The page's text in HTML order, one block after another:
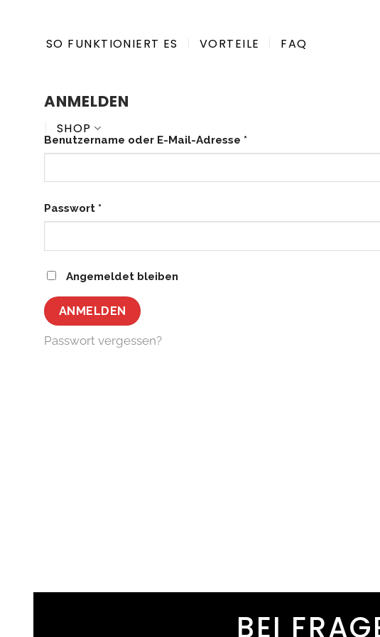
springenSO FUNKTIONIERT ES VORTEILE FAQ
SHOP
ANMELDEN
Benutzername oder E-Mail-Adresse *Erforderlich
Passwort *Erforderlich
Angemeldet bleiben
ANMELDEN
Passwort vergessen?
BEI